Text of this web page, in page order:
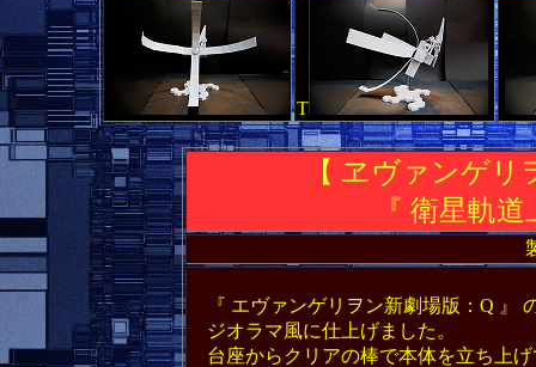
T
【 ヱヴァンゲ
『 衛星軌
『 エヴァンゲリヲン新劇場版：Q 』
ジオラマ風に仕上げました。
台座からクリアの棒で本体を立ち上げ